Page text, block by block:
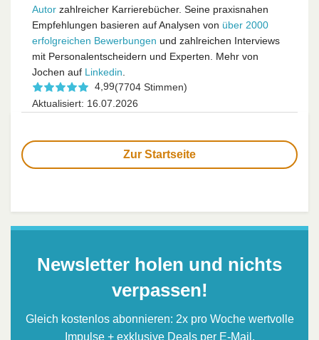
Autor zahlreicher Karrierebücher. Seine praxisnahen
Empfehlungen basieren auf Analysen von über 2000
erfolgreichen Bewerbungen und zahlreichen Interviews
mit Personalentscheidern und Experten. Mehr von
Jochen auf Linkedin
4,99(7704 Stimmen)
Aktualisiert: 16.07.2026
Zur Startseite
Newsletter holen und nichts
verpassen!
Gleich kostenlos abonnieren: 2x pro Woche wertvolle
Impulse + exklusive Deals per E-Mail.